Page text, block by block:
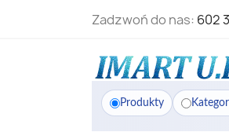
Zadzwoń do nas: 602
Produkty